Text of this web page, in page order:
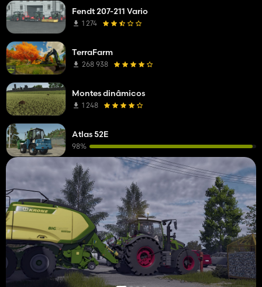
Fendt 207-211 Vario
1 274
TerraFarm
268 938
Montes dinâmicos
1 248
Atlas 52E
98%